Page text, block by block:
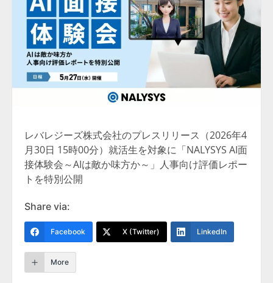
レバレジーズ株式会社のプレスリリース（2026年4
月30日 15時00分）就活生を対象に「NALYSYS AI面
接体験会～AIは敵か味方か～」人事向け評価レポー
トを特別公開
Share via:
Facebook X (Twitter) LinkedIn
More